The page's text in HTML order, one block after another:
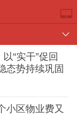
“实干”促回
态势持续巩固
小区物业费又